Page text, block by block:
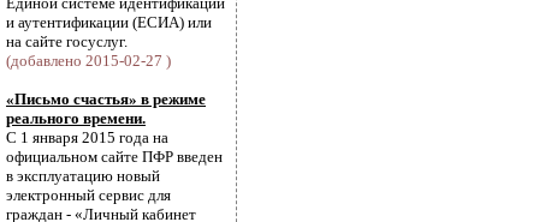
и аутентификации (ЕСИА) или
на сайте госуслуг.
(добавлено 2015-02-27 )
«Письмо счастья» в режиме
реального времени.
С 1 января 2015 года на
официальном сайте ПФР введен
в эксплуатацию новый
электронный сервис для
граждан - «Личный кабинет